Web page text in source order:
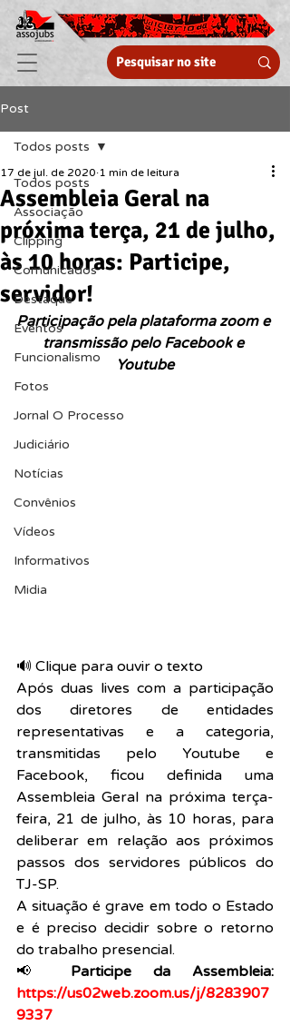
Post
Todos posts
Associação
Clipping
Comunicados
Destaque
Eventos
Funcionalismo
Fotos
Jornal O Processo
Judiciário
Notícias
Convênios
Vídeos
Informativos
Midia
Todos posts
Assembleia Geral na
próxima terça, 21 de julho,
às 10 horas: Participe,
servidor!
17 de jul. de 2020 1 min de leitura
Participação pela plataforma zoom e
transmissão pelo Facebook e
Youtube
🔊 Clique para ouvir o texto
Após duas lives com a participação
dos diretores de entidades
representativas e a categoria,
transmitidas pelo Youtube e
Facebook, ficou definida uma
Assembleia Geral na próxima terça-
feira, 21 de julho, às 10 horas, para
deliberar em relação aos próximos
passos dos servidores públicos do
TJ-SP.
A situação é grave em todo o Estado
e é preciso decidir sobre o retorno
do trabalho presencial.
📢 Participe da Assembleia:
https://us02web.zoom.us/j/8283907
9337